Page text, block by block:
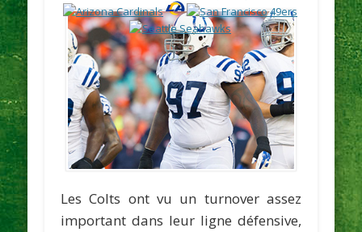
Les Colts ont vu un turnover assez
important dans leur ligne défensive,